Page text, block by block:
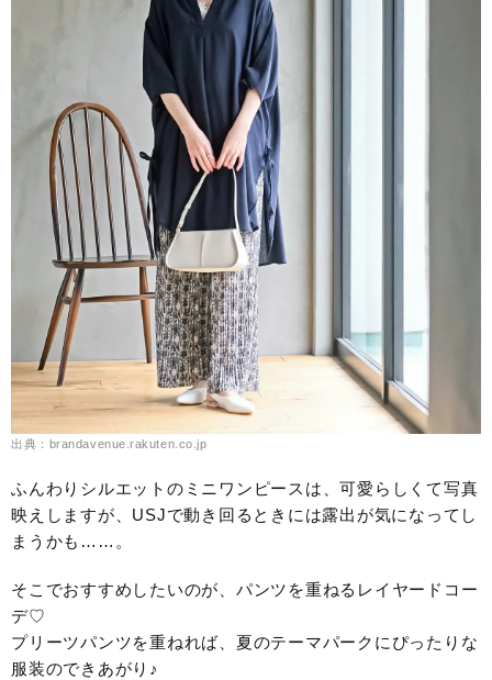
出典：brandavenue.rakuten.co.jp
ふんわりシルエットのミニワンピースは、可愛らしくて写真
映えしますが、USJで動き回るときには露出が気になってし
まうかも……。
そこでおすすめしたいのが、パンツを重ねるレイヤードコー
デ♡
プリーツパンツを重ねれば、夏のテーマパークにぴったりな
服装のできあがり♪